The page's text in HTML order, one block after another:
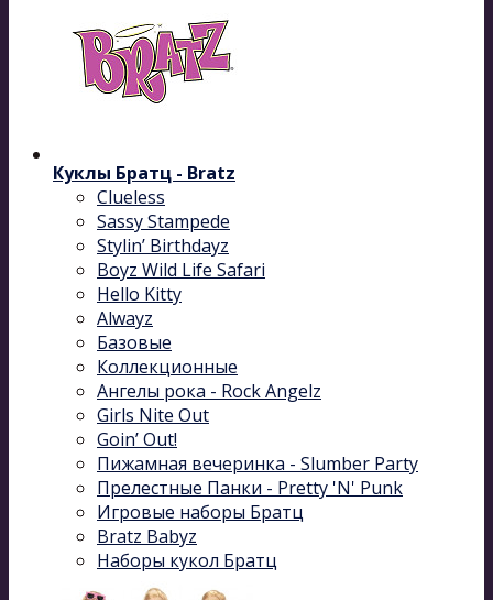
Куклы Братц - Bratz
Clueless
Sassy Stampede
Stylin’ Birthdayz
Boyz Wild Life Safari
Hello Kitty
Alwayz
Базовые
Коллекционные
Ангелы рока - Rock Angelz
Girls Nite Out
Goin’ Out!
Пижамная вечеринка - Slumber Party
Прелестные Панки - Pretty 'N' Punk
Игровые наборы Братц
Bratz Babyz
Наборы кукол Братц